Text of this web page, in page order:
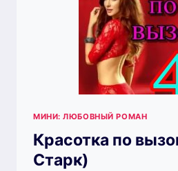
МИНИ: ЛЮБОВНЫЙ РОМАН
Красотка по
Старк)